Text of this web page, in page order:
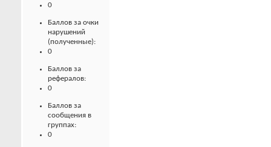
0
Баллов за очки
нарушений
(полученные):
0
Баллов за
рефералов:
0
Баллов за
сообщения в
группах:
0